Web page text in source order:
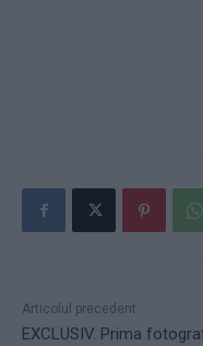
Articolul precedent
EXCLUSIV. Prima